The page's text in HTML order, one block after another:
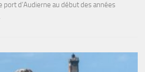
port d’Audierne au début des années